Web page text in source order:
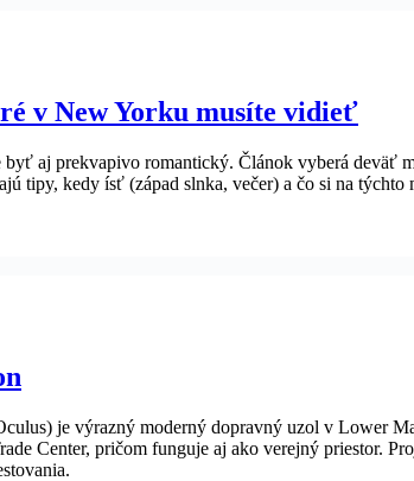
v New Yorku musíte vidieť
aj prekvapivo romantický. Článok vyberá deväť
tipy, kedy ísť (západ slnka, večer) a čo si na týchto
je výrazný moderný dopravný uzol v Lower
Center, pričom funguje aj ako verejný priestor.